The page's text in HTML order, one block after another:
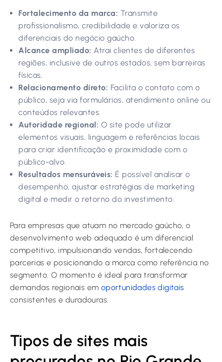
Fortalecimento da marca: Transmite
profissionalismo, credibilidade e valoriza os
diferenciais do negócio gaúcho.
Alcance ampliado: Atrai clientes de diferentes
regiões, inclusive de outros estados, sem barreiras
físicas.
Relacionamento direto: Facilita o contato com o
público, seja via formulários, atendimento online ou
conteúdos relevantes.
Autoridade regional: O site pode utilizar
elementos visuais, linguagem e referências locais
para criar identificação e proximidade com o
público-alvo.
Resultados mensuráveis: É possível analisar o
desempenho, ajustar estratégias de marketing
digital e medir o retorno do investimento.
Para empresas que atuam no mercado gaúcho, o
desenvolvimento web adequado é um diferencial
competitivo, impulsionando vendas, fortalecendo
parcerias e posicionando a marca como referência no
segmento. O momento é ideal para transformar
demandas regionais em oportunidades digitais
consistentes e duradouras.
Tipos de sites mais